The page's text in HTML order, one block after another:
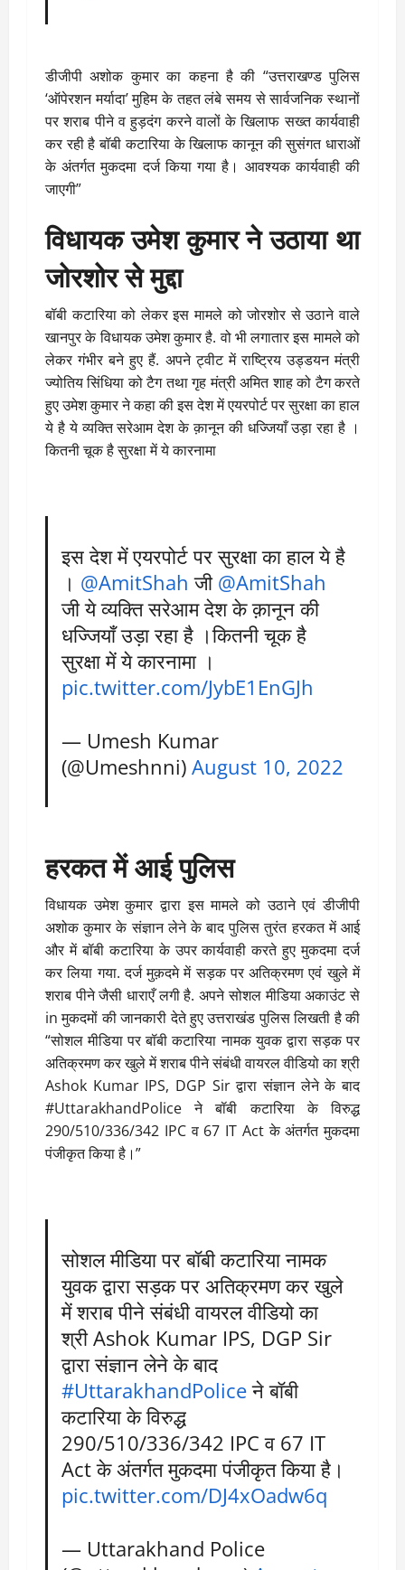
डीजीपी अशोक कुमार का कहना है की “उत्तराखण्ड पुलिस
‘ऑपेरशन मर्यादा’ मुहिम के तहत लंबे समय से सार्वजनिक स्थानों
पर शराब पीने व हुड़दंग करने वालों के खिलाफ सख्त कार्यवाही
कर रही है बॉबी कटारिया के खिलाफ कानून की सुसंगत धाराओं
के अंतर्गत मुकदमा दर्ज किया गया है। आवश्यक कार्यवाही की
जाएगी”
विधायक उमेश कुमार ने उठाया था
जोरशोर से मुद्दा
बॉबी कटारिया को लेकर इस मामले को जोरशोर से उठाने वाले
खानपुर के विधायक उमेश कुमार है. वो भी लगातार इस मामले को
लेकर गंभीर बने हुए हैं. अपने ट्वीट में राष्ट्रिय उड्डयन मंत्री
ज्योतिय सिंधिया को टैग तथा गृह मंत्री अमित शाह को टैग करते
हुए उमेश कुमार ने कहा की इस देश में एयरपोर्ट पर सुरक्षा का हाल
ये है ये व्यक्ति सरेआम देश के क़ानून की धज्जियाँ उड़ा रहा है ।
कितनी चूक है सुरक्षा में ये कारनामा
इस देश में एयरपोर्ट पर सुरक्षा का हाल ये है
। @AmitShah जी@AmitShah
जी ये व्यक्ति सरेआम देश के क़ानून की
धज्जियाँ उड़ा रहा है ।कितनी चूक है
सुरक्षा में ये कारनामा ।
pic.twitter.com/JybE1EnGJh
— Umesh Kumar
(@Umeshnni)August 10, 2022
हरकत में आई पुलिस
विधायक उमेश कुमार द्वारा इस मामले को उठाने एवं डीजीपी
अशोक कुमार के संज्ञान लेने के बाद पुलिस तुरंत हरकत में आई
और में बॉबी कटारिया के उपर कार्यवाही करते हुए मुकदमा दर्ज
कर लिया गया. दर्ज मुक़दमे में सड़क पर अतिक्रमण एवं खुले में
शराब पीने जैसी धाराएँ लगी है. अपने सोशल मीडिया अकाउंट से
in मुकदमों की जानकारी देते हुए उत्तराखंड पुलिस लिखती है की
“सोशल मीडिया पर बॉबी कटारिया नामक युवक द्वारा सड़क पर
अतिक्रमण कर खुले में शराब पीने संबंधी वायरल वीडियो का श्री
Ashok Kumar IPS, DGP Sir द्वारा संज्ञान लेने के बाद
#UttarakhandPolice ने बॉबी कटारिया के विरुद्ध
290/510/336/342 IPC व 67 IT Act के अंतर्गत मुकदमा
पंजीकृत किया है।”
सोशल मीडिया पर बॉबी कटारिया नामक
युवक द्वारा सड़क पर अतिक्रमण कर खुले
में शराब पीने संबंधी वायरल वीडियो का
श्री Ashok Kumar IPS, DGP Sir
द्वारा संज्ञान लेने के बाद
#UttarakhandPoliceने बॉबी
कटारिया के विरुद्ध
290/510/336/342 IPC व 67 IT
Act के अंतर्गत मुकदमा पंजीकृत किया है।
pic.twitter.com/DJ4xOadw6q
— Uttarakhand Police